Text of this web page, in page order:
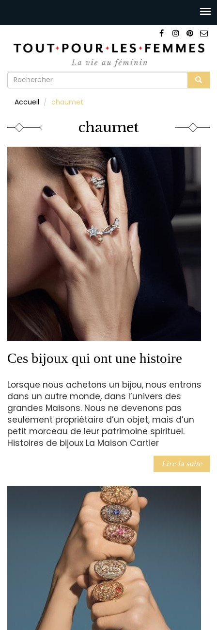
Formulaire
recherche
Accueil chaumet
chaumet
Ces bijoux qui ont une histoire
Lorsque nous achetons un bijou, nous entrons
dans un autre monde, dans l’univers des
grandes Maisons. Nous ne devenons pas
seulement propriétaire d’un objet, mais d’un
petit morceau de leur patrimoine spirituel.
Histoires de bijoux La Maison Cartier
Lire la suite